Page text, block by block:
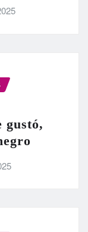
gustó,